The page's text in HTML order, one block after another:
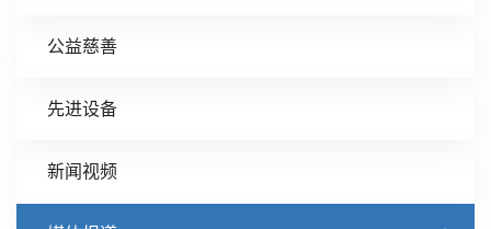
公益慈善
先进设备
新闻视频